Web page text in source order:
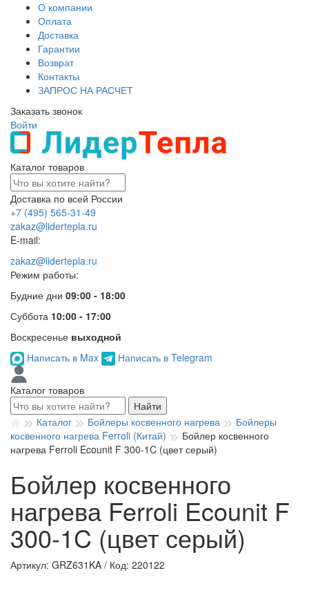
О компании
Оплата
Доставка
Гарантии
Возврат
Контакты
ЗАПРОС НА РАСЧЕТ
Заказать звонок
Войти
Каталог товаров
Доставка по всей России
+7 (495) 565-31-49
zakaz@lidertepla.ru
E-mail:
zakaz@lidertepla.ru
Режим работы:
Будние дни 09:00 - 18:00
Суббота 10:00 - 17:00
Воскресенье выходной
Написать в Max
Написать в Telegram
Каталог товаров
Найти
Каталог
Бойлеры косвенного нагрева
Бойлеры
косвенного нагрева Ferroli (Китай)
Бойлер косвенного
нагрева Ferroli Ecounit F 300-1C (цвет серый)
Бойлер косвенного
нагрева Ferroli Ecounit F
300-1C (цвет серый)
Артикул: GRZ631KA / Код: 220122